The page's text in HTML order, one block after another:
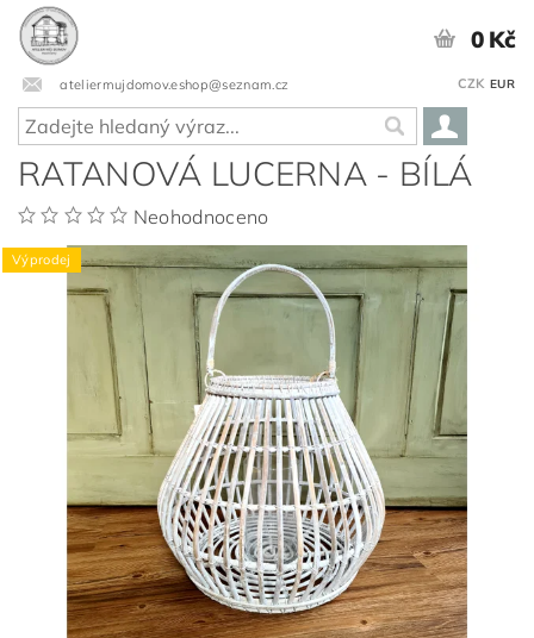
ateliermujdomov.eshop@seznam.cz CZK EUR
0 Kč
RATANOVÁ LUCERNA - BÍLÁ
Neohodnoceno
Výprodej